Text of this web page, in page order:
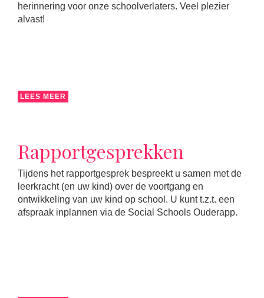
herinnering voor onze schoolverlaters. Veel plezier
alvast!
LEES MEER
Rapportgesprekken
Tijdens het rapportgesprek bespreekt u samen met de
leerkracht (en uw kind) over de voortgang en
ontwikkeling van uw kind op school. U kunt t.z.t. een
afspraak inplannen via de Social Schools Ouderapp.